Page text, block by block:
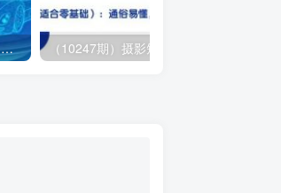
二手车+直播实战运营课程：直播推荐/短视频推荐/千川投放/直播全流程